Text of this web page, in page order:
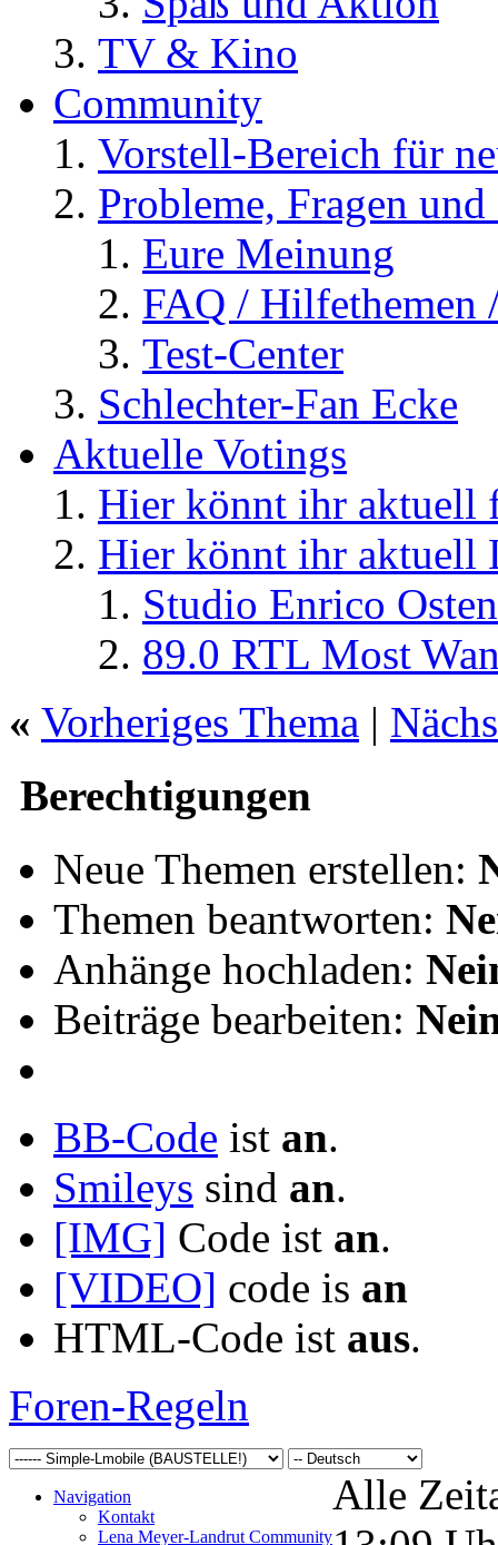
TV & Kino
Community
Vorstell-Bereich für
Probleme, Fragen
Eure Meinung
FAQ / Hilfethemen
Test-Center
Schlechter-Fan Ecke
Aktuelle Votings
Hier könnt ihr aktuell
Hier könnt ihr aktuell
Studio Enrico
89.0 RTL Most
« Vorheriges Thema |
Berechtigungen
Neue Themen erstellen:
Themen beantworten:
Anhänge hochladen:
Beiträge bearbeiten:
BB-Code ist an.
Smileys sind an.
[IMG] Code ist an.
[VIDEO] code is an
HTML-Code ist aus.
Foren-Regeln
Navigation
Kontakt
Lena Meyer-Landrut Community
Alle